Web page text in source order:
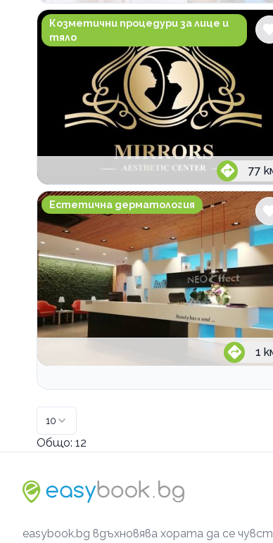
Mirrors Aesthetic Center
Козметични процедури за лице и
тяло
77
Естетична клиника Neo Effect
Естетична дерматология
1
10
Общо: 12
easybook.bg вдъхновява хората да се